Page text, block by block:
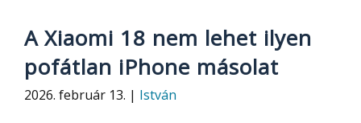
A Xiaomi 18 nem lehet ilyen
pofátlan iPhone másolat
2026. február 13. | István